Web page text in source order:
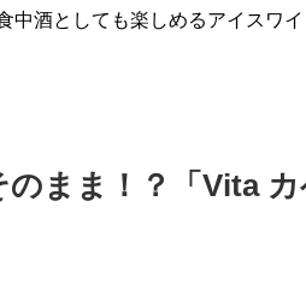
中酒としても楽しめるアイスワ
まま！？「Vita カ